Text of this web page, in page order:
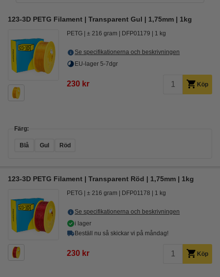
123-3D PETG Filament | Transparent Gul | 1,75mm | 1kg
PETG ± 216 gram DFP01179 1 kg
Se specifikationerna och beskrivningen
EU-lager 5-7dgr
230 kr Köp
Färg:
Blå Gul Röd
123-3D PETG Filament | Transparent Röd | 1,75mm | 1kg
PETG ± 216 gram DFP01178 1 kg
Se specifikationerna och beskrivningen
i lager
Beställ nu så skickar vi på måndag!
230 kr Köp